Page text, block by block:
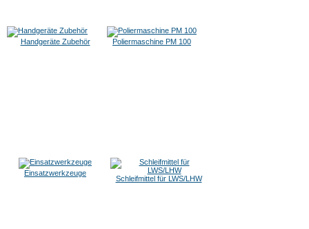
Handgeräte Zubehör Poliermaschine PM 100
Einsatzwerkzeuge
Schleifmittel für LWS/LHW